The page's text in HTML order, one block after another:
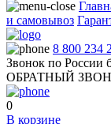
и самовывоз
8 800 234
Звонок по России
ОБРАТНЫЙ
0
В корзине